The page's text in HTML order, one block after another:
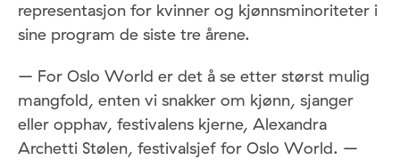
representasjon for kvinner og kjønnsminoriteter i
sine program de siste tre årene.
– For Oslo World er det å se etter størst mulig
mangfold, enten vi snakker om kjønn, sjanger
eller opphav, festivalens kjerne, Alexandra
Archetti Stølen, festivalsjef for Oslo World. –